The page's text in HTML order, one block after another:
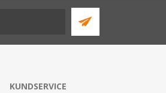
KUNDSERVICE